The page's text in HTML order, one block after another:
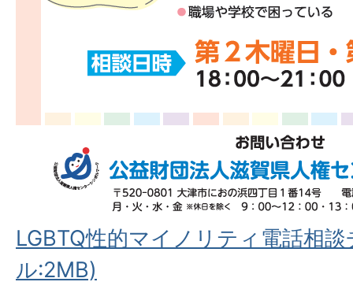
LGBTQ性的マイノリティ電話相
ル:2MB)